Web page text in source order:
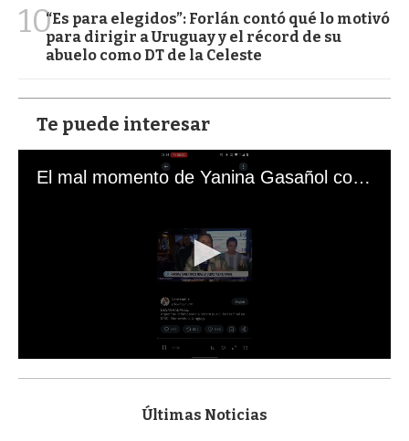
10“Es para elegidos”: Forlán contó qué lo motivó
para dirigir a Uruguay y el récord de su
abuelo como DT de la Celeste
Te puede interesar
El mal momento de Yanina Gasañol con un hincha argentino en "Subrayado"
s
Últimas Noticias